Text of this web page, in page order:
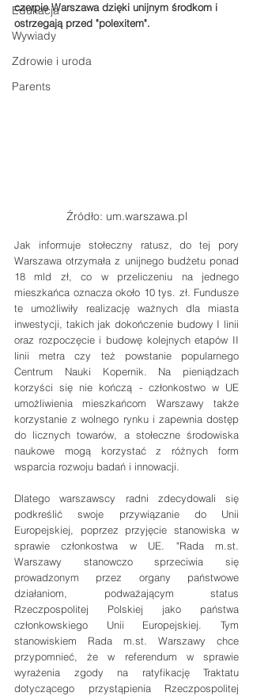
Edukacja
Wywiady
Zdrowie i uroda
Parents
czerpie Warszawa dzięki unijnym środkom i
ostrzegają przed "polexitem".
Źródło: um.warszawa.pl
Jak informuje stołeczny ratusz, do tej pory
Warszawa otrzymała z unijnego budżetu ponad
18 mld zł, co w przeliczeniu na jednego
mieszkańca oznacza około 10 tys. zł. Fundusze
te umożliwiły realizację ważnych dla miasta
inwestycji, takich jak dokończenie budowy I linii
oraz rozpoczęcie i budowę kolejnych etapów II
linii metra czy też powstanie popularnego
Centrum Nauki Kopernik. Na pieniądzach
korzyści się nie kończą - członkostwo w UE
umożliwienia mieszkańcom Warszawy także
korzystanie z wolnego rynku i zapewnia dostęp
do licznych towarów, a stołeczne środowiska
naukowe mogą korzystać z różnych form
wsparcia rozwoju badań i innowacji.
Dlatego warszawscy radni zdecydowali się
podkreślić swoje przywiązanie do Unii
Europejskiej, poprzez przyjęcie stanowiska w
sprawie członkostwa w UE. "Rada m.st.
Warszawy stanowczo sprzeciwia się
prowadzonym przez organy państwowe
działaniom, podważającym status
Rzeczpospolitej Polskiej jako państwa
członkowskiego Unii Europejskiej. Tym
stanowiskiem Rada m.st. Warszawy chce
przypomnieć, że w referendum w sprawie
wyrażenia zgody na ratyfikację Traktatu
dotyczącego przystąpienia Rzeczpospolitej